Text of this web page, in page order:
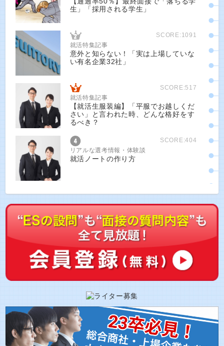
生」「採用される学生」
SCORE:1091
就活特集記事
意外と知らない！「実は上場していな
い有名企業32社」
SCORE:517
就活特集記事
【就活生服装編】「平服でお越しくだ
さい」と言われた時、どんな格好をす
るべき？
SCORE:404
リアルな選考情報・体験談
就活ノートの作り方